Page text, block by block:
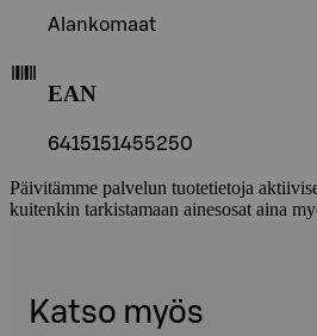
Alankomaat
EAN
6415151455250
Päivitämme palvelun tuotetietoja
kuitenkin tarkistamaan ainesosat aina
Katso myös